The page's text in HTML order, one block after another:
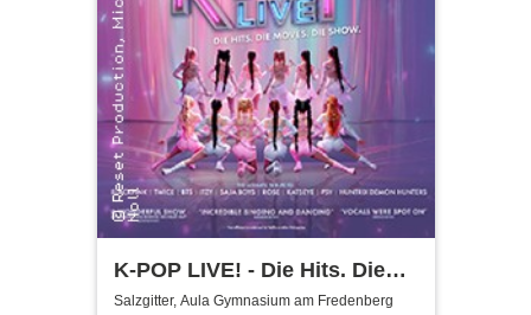
K-POP LIVE! - Die Hits. Die
Moves. Die Show.
Salzgitter, Aula Gymnasium am Fredenberg